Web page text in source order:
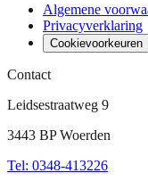
Algemene
Privacyverklaring
Cookievoorkeuren
Contact
Leidsestraatweg 9
3443 BP Woerden
Tel: 0348-413226